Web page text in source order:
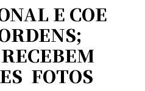
E COE
 FOTOS